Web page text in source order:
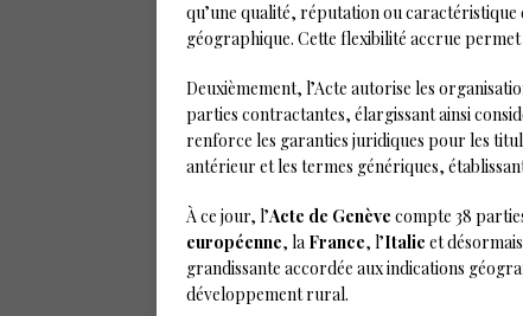
qu’une qualité, réputation ou
géographique. Cette flexibilité accrue
Deuxièmement, l’Acte autorise les
parties contractantes, élargissant ainsi
renforce les garanties juridiques pour les
antérieur et les termes génériques,
À ce jour, l’Acte de Genève compte 38
européenne, la France, l’Italie et
grandissante accordée aux indications
développement rural.